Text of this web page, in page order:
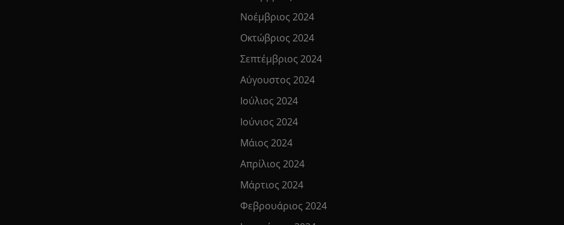
Νοέμβριος 2024
Οκτώβριος 2024
Σεπτέμβριος 2024
Αύγουστος 2024
Ιούλιος 2024
Ιούνιος 2024
Μάιος 2024
Απρίλιος 2024
Μάρτιος 2024
Φεβρουάριος 2024